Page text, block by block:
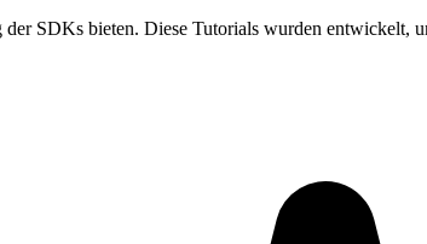
SDKs bieten. Diese Tutorials wurden entwickelt,